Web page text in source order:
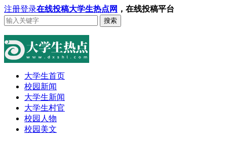
注册登录在线投稿大学生热点网 ，在线投稿平台
搜索
大学生首页
校园新闻
大学生新闻
大学生村官
校园人物
校园美文